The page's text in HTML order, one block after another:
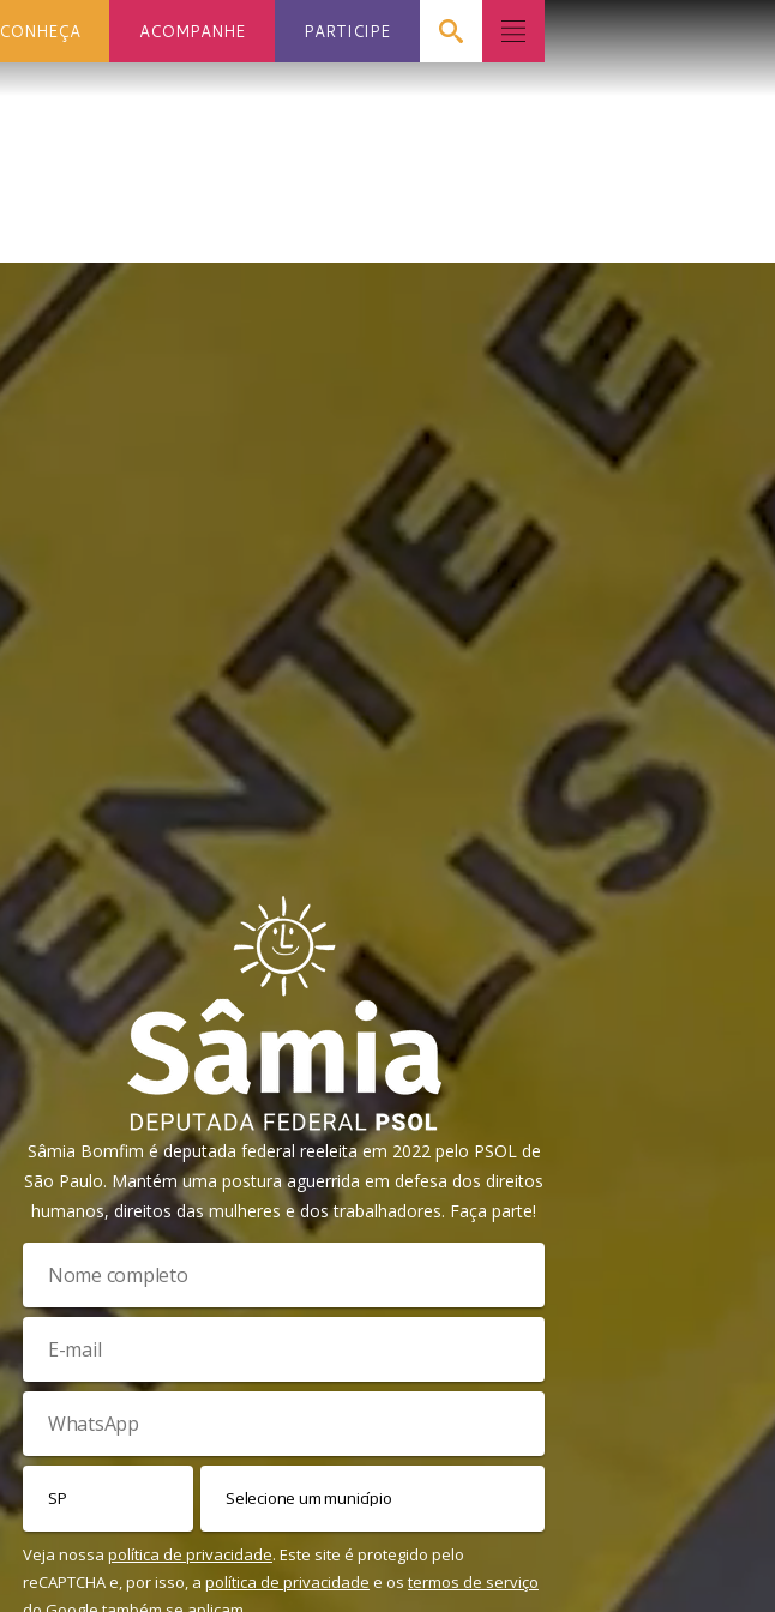
CONHEÇA ACOMPANHE PARTICIPE
Sâmia Bomfim é deputada federal reeleita em 2022 pelo PSOL de
São Paulo. Mantém uma postura aguerrida em defesa dos direitos
humanos, direitos das mulheres e dos trabalhadores. Faça parte!
Veja nossa política de privacidade. Este site é protegido pelo
reCAPTCHA e, por isso, a política de privacidade e os termos de serviço